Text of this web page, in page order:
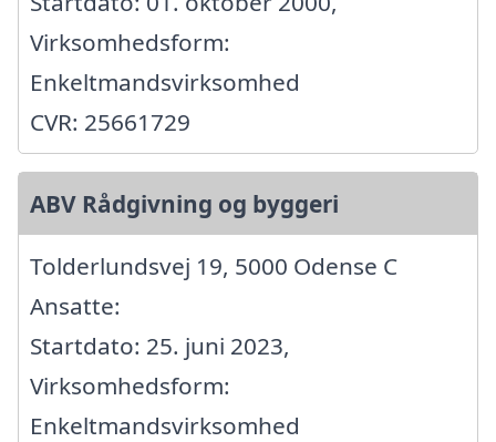
Virksomhedsform:
Enkeltmandsvirksomhed
CVR: 25661729
ABV Rådgivning og byggeri
Tolderlundsvej 19, 5000 Odense C
Ansatte:
Startdato: 25. juni 2023,
Virksomhedsform:
Enkeltmandsvirksomhed